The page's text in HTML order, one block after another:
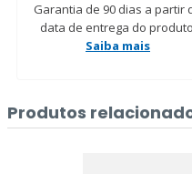
Garantia de 90 dias a partir
data de entrega do
Saiba mais
Produtos